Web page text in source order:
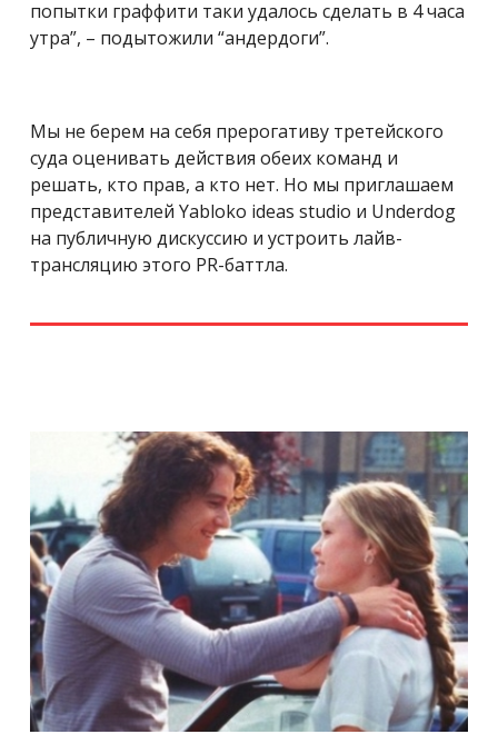
попытки граффити таки удалось сделать в 4 часа
утра”, – подытожили “андердоги”.
Мы не берем на себя прерогативу третейского
суда оценивать действия обеих команд и
решать, кто прав, а кто нет. Но мы приглашаем
представителей Yabloko ideas studio и Underdog
на публичную дискуссию и устроить лайв-
трансляцию этого PR-баттла.